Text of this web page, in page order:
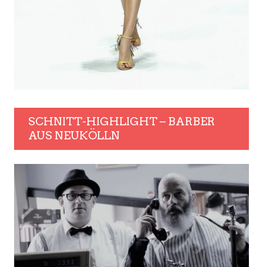
SCHNITT-HIGHLIGHT – BARBER
AUS NEUKÖLLN